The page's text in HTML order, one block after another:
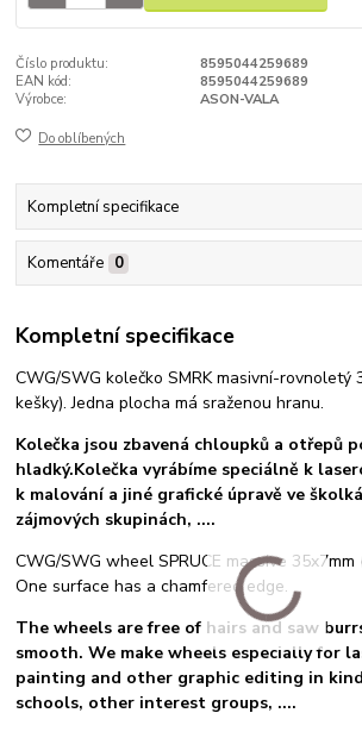
Číslo produktu:
8595044259689
EAN kód:
8595044259689
Výrobce:
ASON-VALA
Do oblíbených
Kompletní specifikace
Komentáře 0
Kompletní specifikace
CWG/SWG kolečko SMRK masivní-rovnoletý
kešky). Jedna plocha má sraženou hranu.
Kolečka jsou zbavená chloupků a otřepů
hladký.Kolečka vyrábíme speciálně k
k malování a jiné grafické úpravě ve
zájmových skupinách, ....
CWG/SWG wheel SPRUCE massive
One surface has a chamfered edge.
The wheels are free of hairs and saw
smooth. We make wheels especially for
painting and other graphic editing in
schools, other interest groups, ....